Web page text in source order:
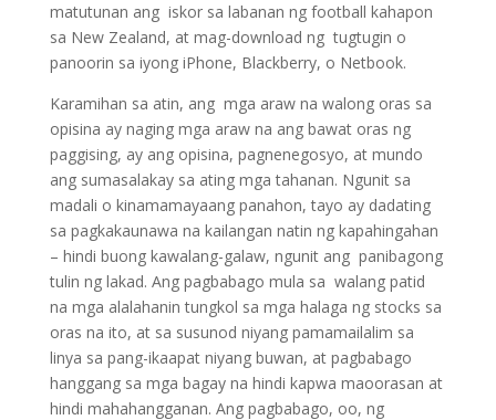
matutunan ang iskor sa labanan ng football kahapon
sa New Zealand, at mag-download ng tugtugin o
panoorin sa iyong iPhone, Blackberry, o Netbook.
Karamihan sa atin, ang mga araw na walong oras sa
opisina ay naging mga araw na ang bawat oras ng
paggising, ay ang opisina, pagnenegosyo, at mundo
ang sumasalakay sa ating mga tahanan. Ngunit sa
madali o kinamamayaang panahon, tayo ay dadating
sa pagkakaunawa na kailangan natin ng kapahingahan
– hindi buong kawalang-galaw, ngunit ang panibagong
tulin ng lakad. Ang pagbabago mula sa walang patid
na mga alalahanin tungkol sa mga halaga ng stocks sa
oras na ito, at sa susunod niyang pamamailalim sa
linya sa pang-ikaapat niyang buwan, at pagbabago
hanggang sa mga bagay na hindi kapwa maoorasan at
hindi mahahangganan. Ang pagbabago, oo, ng